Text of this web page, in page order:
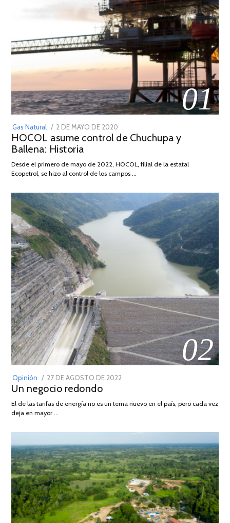
01
Gas Natural
POSTED
ON
2 DE MAYO DE 2020
DE
2026
HOCOL asume control de Chuchupa y
Ballena: Historia
Desde el primero de mayo de 2022, HOCOL, filial de la estatal
Ecopetrol, se hizo al control de los campos …
02
Opinión
POSTED
ON
27 DE AGOSTO DE 2022
DE
Un negocio redondo
El de las tarifas de energía no es un tema nuevo en el país, pero cada vez
deja en mayor …